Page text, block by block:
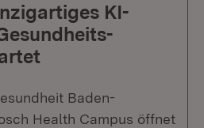
KI-
Baden-
Health Campus öffnet